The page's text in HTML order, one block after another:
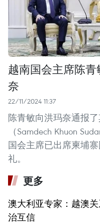
越南国会主席陈
奈
22/11/2024 11:37
陈青敏向洪玛奈通报
（Samdech Khuon
国会主席已出席柬埔
礼。
更多
澳大利亚专家：越澳
治互信